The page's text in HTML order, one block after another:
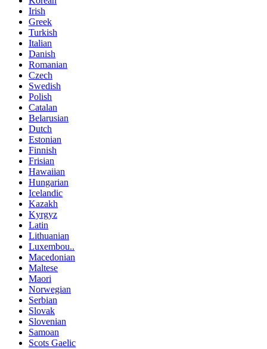
Irish
Greek
Turkish
Italian
Danish
Romanian
Czech
Swedish
Polish
Catalan
Belarusian
Dutch
Estonian
Finnish
Frisian
Hawaiian
Hungarian
Icelandic
Kazakh
Kyrgyz
Latin
Lithuanian
Luxembou..
Macedonian
Maltese
Maori
Norwegian
Serbian
Slovak
Slovenian
Samoan
Scots Gaelic